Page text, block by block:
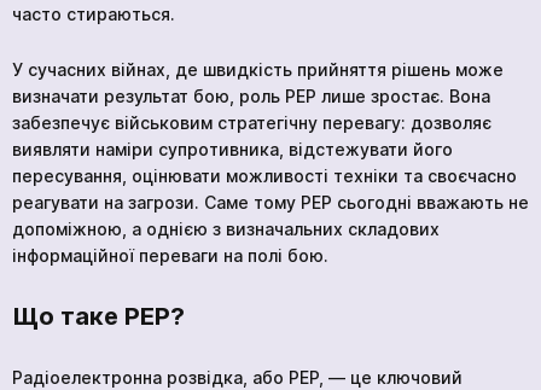
Академія
часто стираються.
У сучасних війнах, де швидкість прийняття рішень може
визначати результат бою, роль РЕР лише зростає. Вона
забезпечує військовим стратегічну перевагу: дозволяє
виявляти наміри супротивника, відстежувати його
пересування, оцінювати можливості техніки та своєчасно
реагувати на загрози. Саме тому РЕР сьогодні вважають не
допоміжною, а однією з визначальних складових
інформаційної переваги на полі бою.
Що таке РЕР?
Радіоелектронна розвідка, або РЕР, — це ключовий